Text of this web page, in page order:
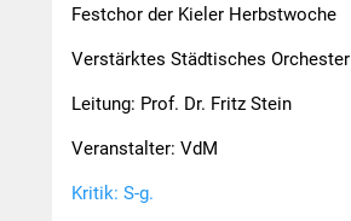
Festchor der Kieler Herbstwoche
Verstärktes Städtisches Orchester
Leitung: Prof. Dr. Fritz Stein
Veranstalter: VdM
Kritik: S-g.